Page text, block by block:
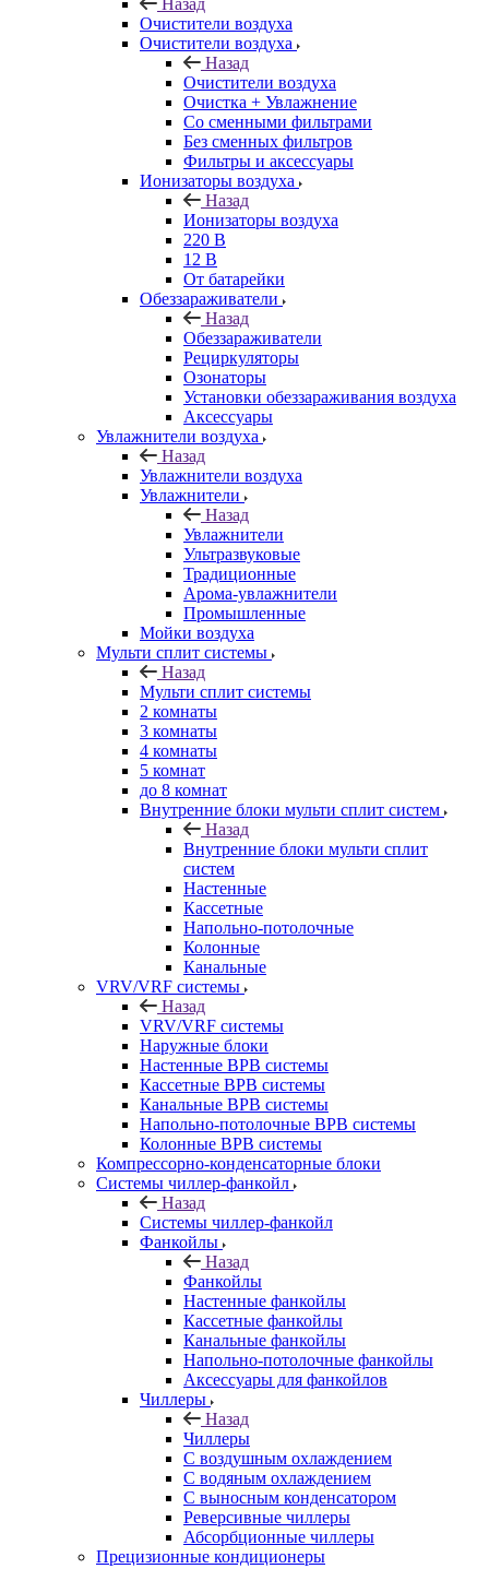
Назад
Очистители воздуха
Очистители воздуха
Назад
Очистители воздуха
Очистка + Увлажнение
Cо сменными фильтрами
Без сменных фильтров
Фильтры и аксессуары
Ионизаторы воздуха
Назад
Ионизаторы воздуха
220 В
12 В
От батарейки
Обеззараживатели
Назад
Обеззараживатели
Рециркуляторы
Озонаторы
Установки обеззараживания воздуха
Аксессуары
Увлажнители воздуха
Назад
Увлажнители воздуха
Увлажнители
Назад
Увлажнители
Ультразвуковые
Традиционные
Арома-увлажнители
Промышленные
Мойки воздуха
Мульти сплит системы
Назад
Мульти сплит системы
2 комнаты
3 комнаты
4 комнаты
5 комнат
до 8 комнат
Внутренние блоки мульти сплит систем
Назад
Внутренние блоки мульти сплит
систем
Настенные
Кассетные
Напольно-потолочные
Колонные
Канальные
VRV/VRF системы
Назад
VRV/VRF системы
Наружные блоки
Настенные ВРВ системы
Кассетные ВРВ системы
Канальные ВРВ системы
Напольно-потолочные ВРВ системы
Колонные ВРВ системы
Компрессорно-конденсаторные блоки
Системы чиллер-фанкойл
Назад
Системы чиллер-фанкойл
Фанкойлы
Назад
Фанкойлы
Настенные фанкойлы
Кассетные фанкойлы
Канальные фанкойлы
Напольно-потолочные фанкойлы
Аксессуары для фанкойлов
Чиллеры
Назад
Чиллеры
С воздушным охлаждением
С водяным охлаждением
С выносным конденсатором
Реверсивные чиллеры
Абсорбционные чиллеры
Прецизионные кондиционеры